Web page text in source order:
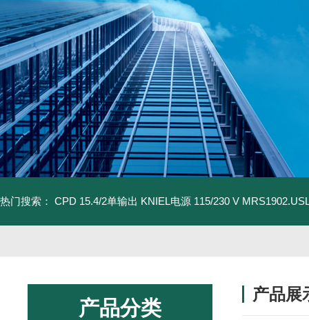
热门搜索： CPD 15.4/2单输出 KNIEL电源 115/230 V
产品分类
产品展